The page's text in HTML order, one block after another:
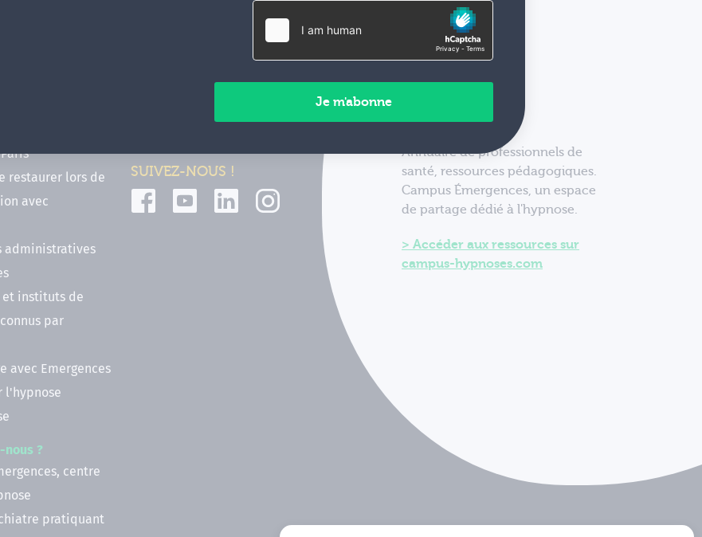
PL, CPF, DPC)
restaurer lors de
avec
administratives
et instituts de
par
avec Emergences
l'hypnose
nous ?
centre
pratiquant
SUIVEZ-NOUS !
Annuaire de professionnels de
santé, ressources pédagogiques.
Campus Émergences, un espace
de partage dédié à l'hypnose.
Accéder aux ressources sur
campus-hypnoses.com